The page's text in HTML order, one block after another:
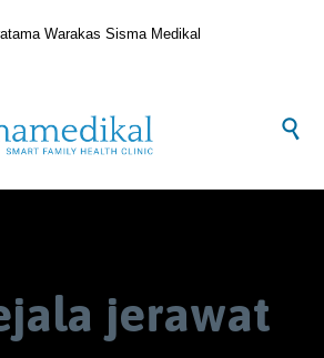
Warakas Sisma Medikal

jerawat